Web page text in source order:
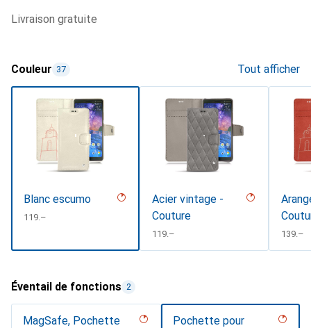
livraison gratuite
Couleur 37 Tout afficher
Blanc escumo
CHF
119.–
Acier vintage -
Couture
CHF
119.– CHF
139.–
Éventail de fonctions 2
MagSafe, Pochette
Pochette pour